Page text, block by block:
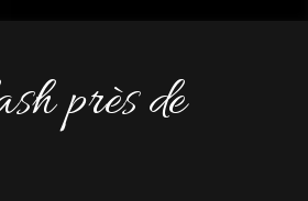
près de